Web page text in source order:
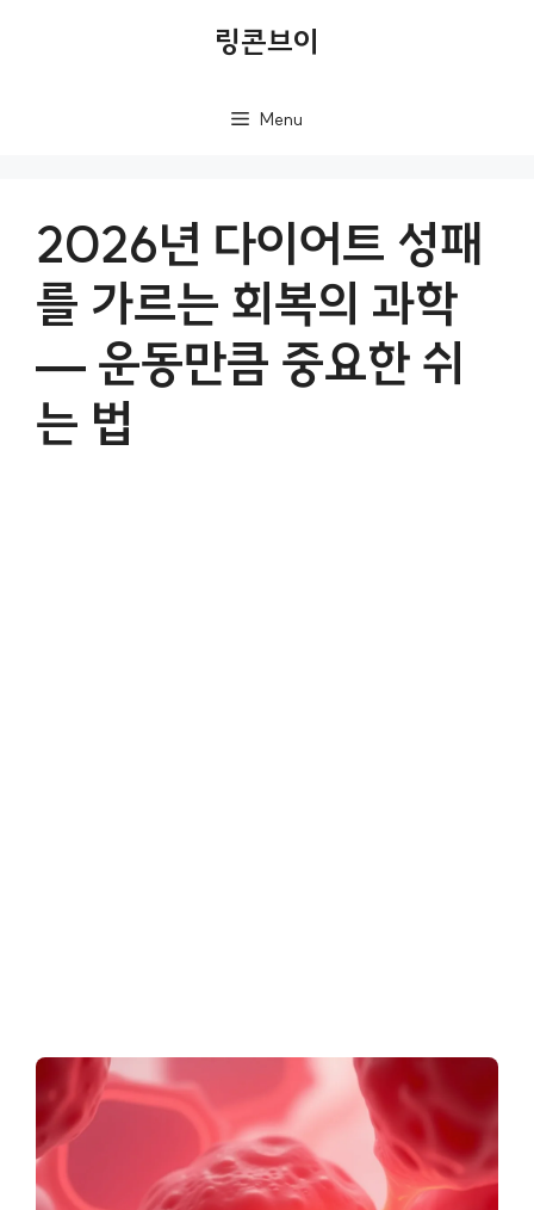
링콘브이
Menu
2026년 다이어트 성패
를 가르는 회복의 과학
— 운동만큼 중요한 쉬
는 법